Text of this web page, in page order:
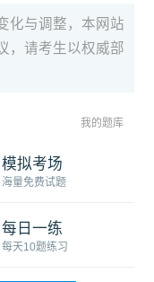
化与调整，本网站
，请考生以权威部
我的题库
模拟考场
海量免费试题
每日一练
每天10题练习